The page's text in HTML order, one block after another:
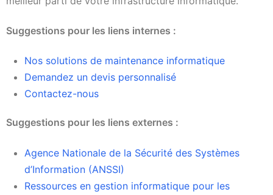
Suggestions pour les liens internes :
Nos solutions de maintenance informatique
Demandez un devis personnalisé
Contactez-nous
Suggestions pour les liens externes :
Agence Nationale de la Sécurité des Systèmes
d’Information (ANSSI)
Ressources en gestion informatique pour les